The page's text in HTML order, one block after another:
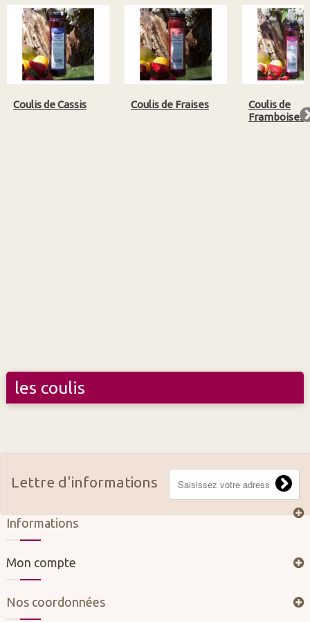
Coulis de Cassis Coulis de Fraises
Coulis de
Framboises
les coulis
Lettre d'informations
Informations
Mon compte
Nos coordonnées